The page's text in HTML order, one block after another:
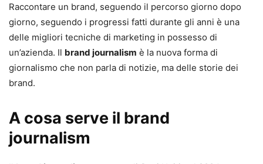
Raccontare un brand, seguendo il percorso giorno dopo
giorno, seguendo i progressi fatti durante gli anni è una
delle migliori tecniche di marketing in possesso di
un’azienda. Il brand journalism è la nuova forma di
giornalismo che non parla di notizie, ma delle storie dei
brand.
A cosa serve il brand
journalism